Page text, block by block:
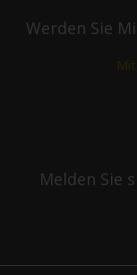
Werden Sie
Melden Sie